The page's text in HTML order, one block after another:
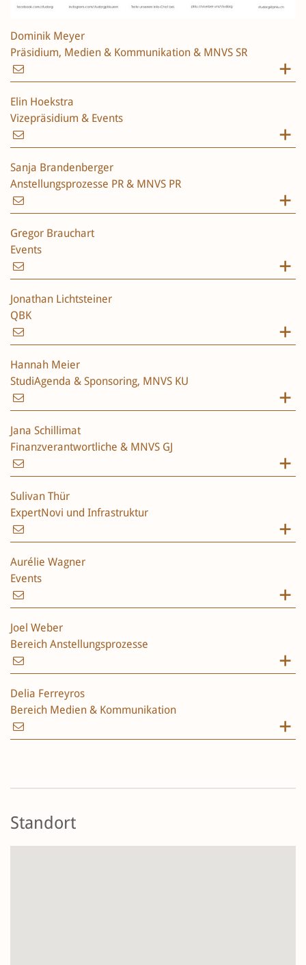
Dominik Meyer
Präsidium, Medien & Kommunikation & MNVS SR
Elin Hoekstra
Vizepräsidium & Events
Sanja Brandenberger
Anstellungsprozesse PR & MNVS PR
Gregor Brauchart
Events
Jonathan Lichtsteiner
QBK
Hannah Meier
StudiAgenda & Sponsoring, MNVS KU
Jana Schillimat
Finanzverantwortliche & MNVS GJ
Sulivan Thür
ExpertNovi und Infrastruktur
Aurélie Wagner
Events
Joel Weber
Bereich Anstellungsprozesse
Delia Ferreyros
Bereich Medien & Kommunikation
Standort